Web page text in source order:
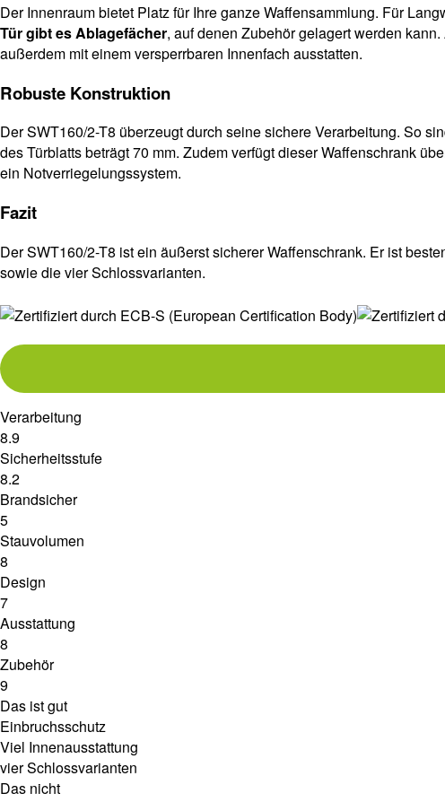
Der Innenraum bietet Platz für Ihre ganze Waffensammlung. Für
Tür gibt es Ablagefächer, auf denen Zubehör gelagert werden
außerdem mit einem versperrbaren Innenfach ausstatten.
Robuste Konstruktion
Der SWT160/2-T8 überzeugt durch seine sichere Verarbeitung. So
des Türblatts beträgt 70 mm. Zudem verfügt dieser Waffenschrank
ein Notverriegelungssystem.
Fazit
Der SWT160/2-T8 ist ein äußerst sicherer Waffenschrank. Er ist
sowie die vier Schlossvarianten.
Verarbeitung
8.9
Sicherheitsstufe
8.2
Brandsicher
5
Stauvolumen
8
Design
7
Ausstattung
8
Zubehör
9
Das ist gut
Einbruchsschutz
Viel Innenausstattung
vier Schlossvarianten
Das nicht